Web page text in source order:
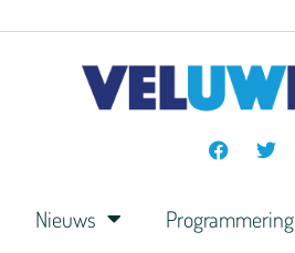
Nieuws Programmering